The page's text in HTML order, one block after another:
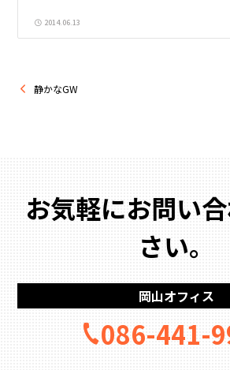
2014.06.13
静かなGW
お気軽にお問い
さい。
岡山オフィス
086-441-